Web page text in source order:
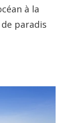
à la
paradis